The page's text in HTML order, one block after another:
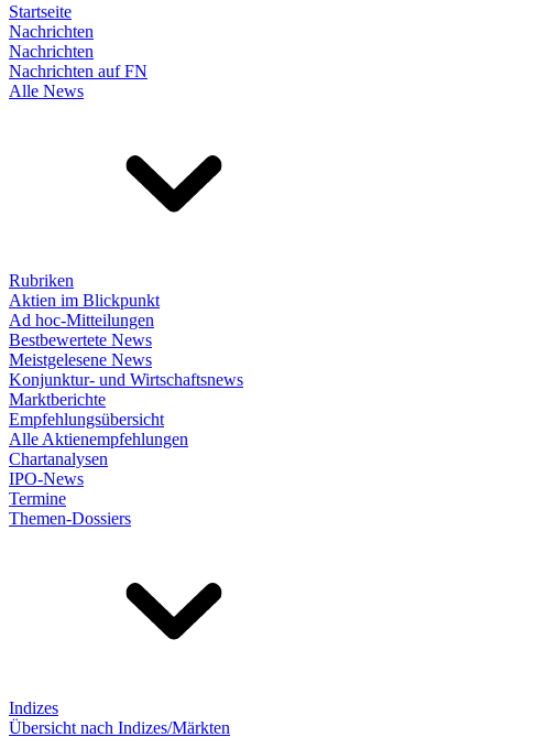
Startseite
Nachrichten
Nachrichten
Nachrichten auf FN
Alle News
Rubriken
Aktien im Blickpunkt
Ad hoc-Mitteilungen
Bestbewertete News
Meistgelesene News
Konjunktur- und Wirtschaftsnews
Marktberichte
Empfehlungsübersicht
Alle Aktienempfehlungen
Chartanalysen
IPO-News
Termine
Themen-Dossiers
Indizes
Übersicht nach Indizes/Märkten